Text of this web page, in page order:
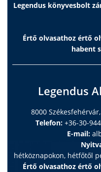
Legendus könyvesbolt
Értő olvasathoz értő
habent
Legendus
8000
Telefon: +36-30-
E-mail:
hétköznapokon, hétfőtől
Értő olvasathoz értő